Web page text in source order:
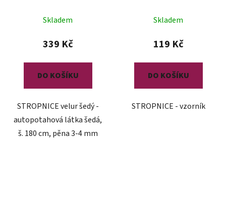
Skladem
339 Kč
DO KOŠÍKU
STROPNICE velur šedý -
autopotahová látka šedá,
š. 180 cm, pěna 3-4 mm
Skladem
119 Kč
DO KOŠÍKU
STROPNICE - vzorník